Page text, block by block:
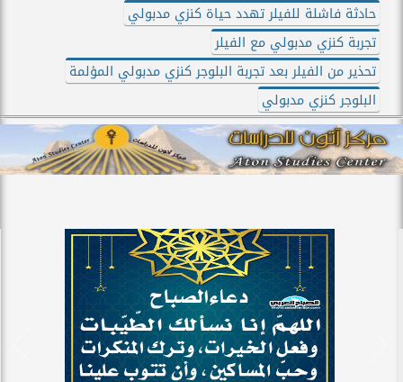
حادثة فاشلة للفيلر تهدد حياة كنزي مدبولي
تجربة كنزي مدبولي مع الفيلر
تحذير من الفيلر بعد تجربة البلوجر كنزي مدبولي المؤلمة
البلوجر كنزي مدبولي